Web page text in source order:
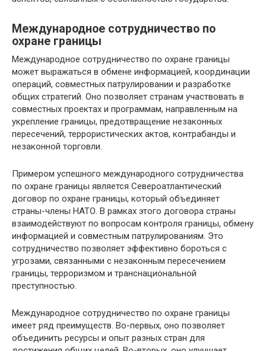
Международное сотрудничество по
охране границы
Международное сотрудничество по охране границы
может выражаться в обмене информацией, координации
операций, совместных патрулировании и разработке
общих стратегий. Оно позволяет странам участвовать в
совместных проектах и программам, направленным на
укрепление границы, предотвращение незаконных
пересечений, террористических актов, контрабанды и
незаконной торговли.
Примером успешного международного сотрудничества
по охране границы является Североатлантический
договор по охране границы, который объединяет
страны-члены НАТО. В рамках этого договора страны
взаимодействуют по вопросам контроля границы, обмену
информацией и совместным патрулированиям. Это
сотрудничество позволяет эффективно бороться с
угрозами, связанными с незаконным пересечением
границы, терроризмом и транснациональной
преступностью.
Международное сотрудничество по охране границы
имеет ряд преимуществ. Во-первых, оно позволяет
объединить ресурсы и опыт разных стран для